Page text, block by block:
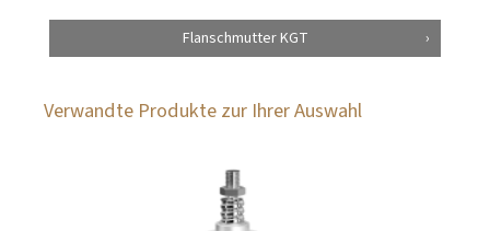
Flanschmutter KGT
Verwandte Produkte zur Ihrer Auswahl